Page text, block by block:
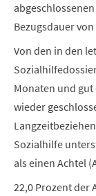
Bezugsdauer
Von den in den
Monaten und
wieder
Sozialhilfe
als einen Achtel
22,0 Prozent der